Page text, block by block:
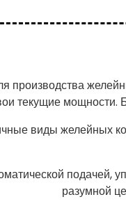
производства
текущие
виды желейных
подачей,
разумной